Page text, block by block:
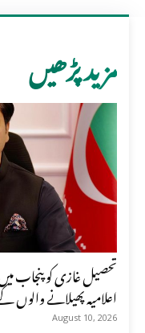
مزید پڑھیں
تحصیل غازی کو پنجاب
اعلامیہ پھیلانے
August 10, 2026